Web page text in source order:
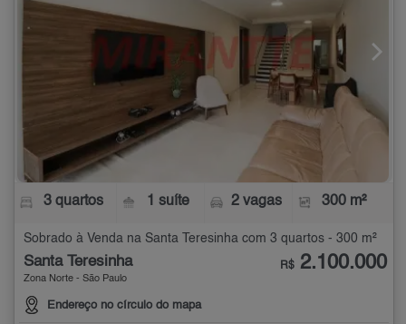
3 quartos 1 suíte 2 vagas 300 m²
Sobrado à Venda na Santa Teresinha com 3 quartos - 300 m²
Santa Teresinha
Zona Norte - São Paulo
Endereço no círculo do mapa
R$ 2.100.000